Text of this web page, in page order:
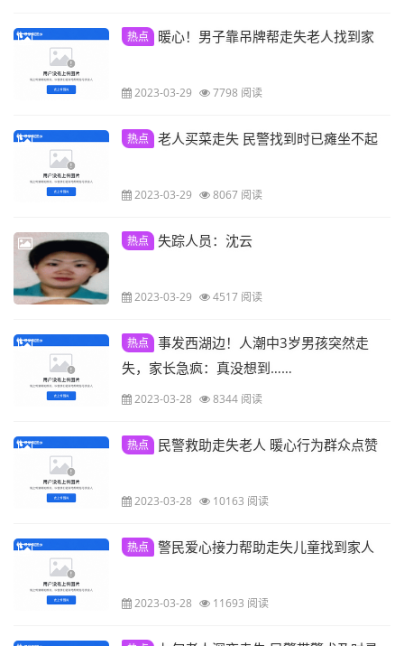
热点 暖心！男子靠吊牌帮走失老人找到家
2023-03-29 7798 阅读
热点 老人买菜走失 民警找到时已瘫坐不起
2023-03-29 8067 阅读
热点 失踪人员：沈云
2023-03-29 4517 阅读
热点
事发西湖边！人潮中3岁男孩突然走
失，家长急疯：真没想到……
2023-03-28 8344 阅读
热点 民警救助走失老人 暖心行为群众点赞
2023-03-28 10163 阅读
热点 警民爱心接力帮助走失儿童找到家人
2023-03-28 11693 阅读